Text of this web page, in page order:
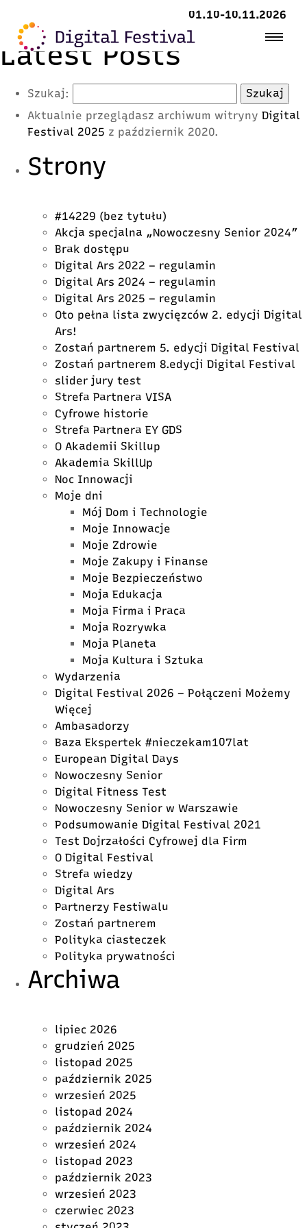
01.10-10.11.2026
Latest Posts
Szukaj:
Aktualnie przeglądasz archiwum witryny Digital
Festival 2025 z październik 2020.
Strony
#14229 (bez tytułu)
Akcja specjalna „Nowoczesny Senior 2024”
Brak dostępu
Digital Ars 2022 – regulamin
Digital Ars 2024 – regulamin
Digital Ars 2025 – regulamin
Oto pełna lista zwycięzców 2. edycji Digital
Ars!
Zostań partnerem 5. edycji Digital Festival
Zostań partnerem 8.edycji Digital Festival
slider jury test
Strefa Partnera VISA
Cyfrowe historie
Strefa Partnera EY GDS
O Akademii Skillup
Akademia SkillUp
Noc Innowacji
Moje dni
Mój Dom i Technologie
Moje Innowacje
Moje Zdrowie
Moje Zakupy i Finanse
Moje Bezpieczeństwo
Moja Edukacja
Moja Firma i Praca
Moja Rozrywka
Moja Planeta
Moja Kultura i Sztuka
Wydarzenia
Digital Festival 2026 – Połączeni Możemy
Więcej
Ambasadorzy
Baza Ekspertek #nieczekam107lat
European Digital Days
Nowoczesny Senior
Digital Fitness Test
Nowoczesny Senior w Warszawie
Podsumowanie Digital Festival 2021
Test Dojrzałości Cyfrowej dla Firm
O Digital Festival
Strefa wiedzy
Digital Ars
Partnerzy Festiwalu
Zostań partnerem
Polityka ciasteczek
Polityka prywatności
Archiwa
lipiec 2026
grudzień 2025
listopad 2025
październik 2025
wrzesień 2025
listopad 2024
październik 2024
wrzesień 2024
listopad 2023
październik 2023
wrzesień 2023
czerwiec 2023